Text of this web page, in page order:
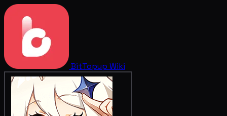
BitTopup Wiki